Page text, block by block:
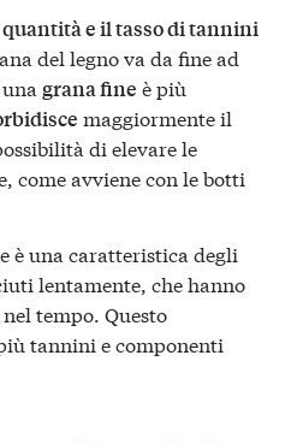
e il tasso di tannini
del legno va da fine ad
unagrana fine è più
maggiormente il
di elevare le
come avviene con le botti
è una caratteristica degli
lentamente, che hanno
tempo. Questo
tannini e componenti